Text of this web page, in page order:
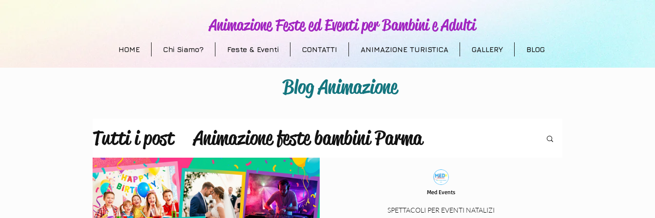
Animazione Feste ed Eventi per Bambini e Adulti
HOME Chi Siamo? Feste & Eventi CONTATTI ANIMAZIONE TURISTICA GALLERY BLOG
Blog Animazione
Tutti i post
Animazione feste bambini Parma
Allestimento e Addobbi a Tema
Animazione Turistica
SPETTACOLI PER EVENTI NATALIZI
Med Events